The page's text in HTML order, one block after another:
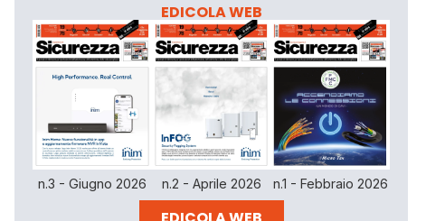
EDICOLA WEB
n.3 - Giugno 2026 n.2 - Aprile 2026 n.1 - Febbraio 2026